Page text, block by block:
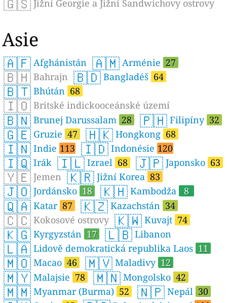
🇬🇸 Jižní Georgie a Jižní Sandwichovy ostrovy
Asie
🇦🇫 Afghánistán 🇦🇲 Arménie 27
🇧🇭 Bahrajn 🇧🇩 Bangladéš 64
🇧🇹 Bhútán 68
🇮🇴 Britské indickooceánské území
🇧🇳 Brunej Darussalam 28 🇵🇭 Filipíny 32
🇬🇪 Gruzie 47 🇭🇰 Hongkong 68
🇮🇳 Indie 113 🇮🇩 Indonésie 120
🇮🇶 Irák 🇮🇱 Izrael 68 🇯🇵 Japonsko 63
🇾🇪 Jemen 🇰🇷 Jižní Korea 83
🇯🇴 Jordánsko 18 🇰🇭 Kambodža 8
🇶🇦 Katar 87 🇰🇿 Kazachstán 34
🇨🇨 Kokosové ostrovy 🇰🇼 Kuvajt 74
🇰🇬 Kyrgyzstán 17 🇱🇧 Libanon
🇱🇦 Lidově demokratická republika Laos 11
🇲🇴 Macao 46 🇲🇻 Maladivy 12
🇲🇾 Malajsie 78 🇲🇳 Mongolsko 42
🇲🇲 Myanmar (Burma) 52 🇳🇵 Nepál 30